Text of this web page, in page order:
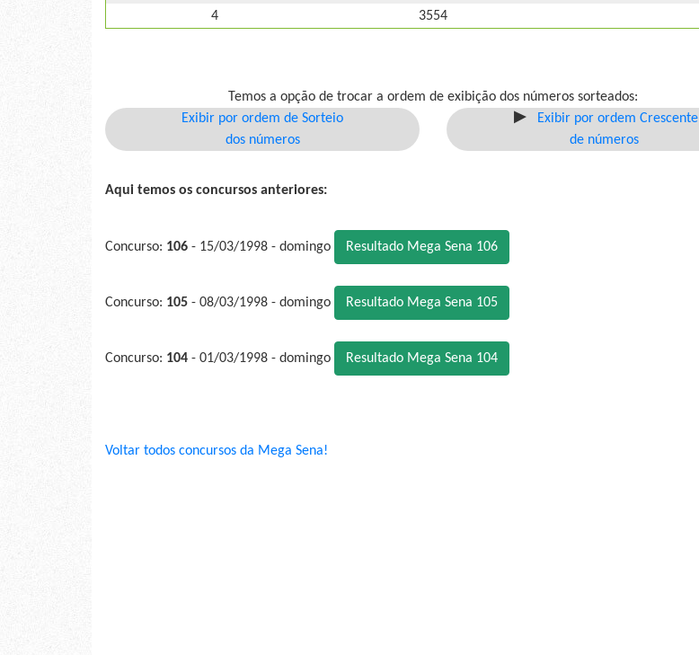
4
3554
Temos a opção de trocar a ordem de exibição dos números sorteados:
Exibir por ordem de Sorteio
dos números
Exibir por ordem Crescente
de números
Aqui temos os concursos anteriores:
Concurso: 106 - 15/03/1998 - domingo Resultado Mega Sena 106
Concurso: 105 - 08/03/1998 - domingo Resultado Mega Sena 105
Concurso: 104 - 01/03/1998 - domingo Resultado Mega Sena 104
Voltar todos concursos da Mega Sena!